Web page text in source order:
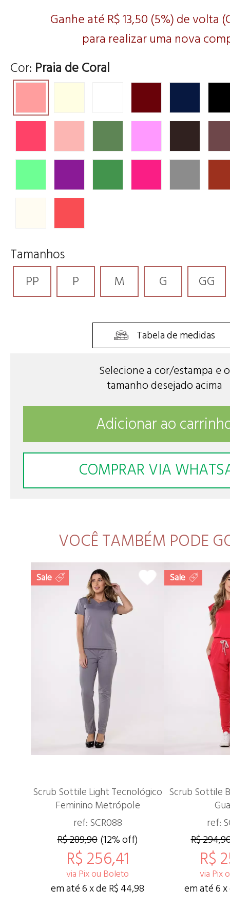
Ganhe até R$ 13,50 (5%) de volta
para realizar uma nova
Cor: Praia de Coral
Tamanhos
PP P M G GG
Tabela de medidas
Selecione a cor/estampa e o
tamanho desejado acima
Adicionar ao
COMPRAR VIA
VOCÊ TAMBÉM PODE
Sale
Scrub Sottile Light Tecnológico
Feminino Metrópole
ref: SCR088
R$ 289,90 (12% off)
R$ 256,41
via Pix ou Boleto
em até 6 x de R$ 44,98
Sale
Scrub Sottile
ref:
R$
R$
via Pix
em até 6